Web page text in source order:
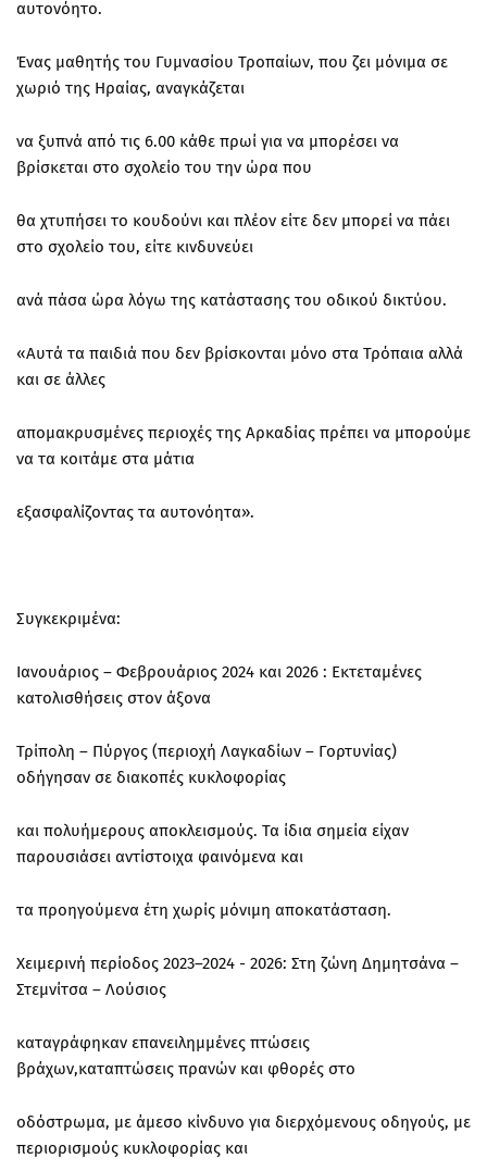
αυτονόητο.
Ένας μαθητής του Γυμνασίου Τροπαίων, που ζει μόνιμα σε
χωριό της Ηραίας, αναγκάζεται
να ξυπνά από τις 6.00 κάθε πρωί για να μπορέσει να
βρίσκεται στο σχολείο του την ώρα που
θα χτυπήσει το κουδούνι και πλέον είτε δεν μπορεί να πάει
στο σχολείο του, είτε κινδυνεύει
ανά πάσα ώρα λόγω της κατάστασης του οδικού δικτύου.
«Αυτά τα παιδιά που δεν βρίσκονται μόνο στα Τρόπαια αλλά
και σε άλλες
απομακρυσμένες περιοχές της Αρκαδίας πρέπει να μπορούμε
να τα κοιτάμε στα μάτια
εξασφαλίζοντας τα αυτονόητα».
Συγκεκριμένα:
Ιανουάριος – Φεβρουάριος 2024 και 2026 : Εκτεταμένες
κατολισθήσεις στον άξονα
Τρίπολη – Πύργος (περιοχή Λαγκαδίων – Γορτυνίας)
οδήγησαν σε διακοπές κυκλοφορίας
και πολυήμερους αποκλεισμούς. Τα ίδια σημεία είχαν
παρουσιάσει αντίστοιχα φαινόμενα και
τα προηγούμενα έτη χωρίς μόνιμη αποκατάσταση.
Χειμερινή περίοδος 2023–2024 - 2026: Στη ζώνη Δημητσάνα –
Στεμνίτσα – Λούσιος
καταγράφηκαν επανειλημμένες πτώσεις
βράχων,καταπτώσεις πρανών και φθορές στο
οδόστρωμα, με άμεσο κίνδυνο για διερχόμενους οδηγούς, με
περιορισμούς κυκλοφορίας και